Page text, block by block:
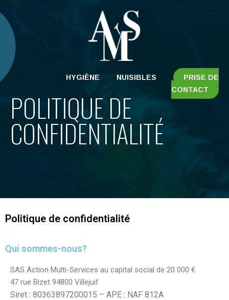
HYGIÈNE NUISIBLES
PRISE DE
CONTACT
POLITIQUE DE
CONFIDENTIALITÉ
Politique de confidentialité
Qui sommes-nous?
SAS Action Multi-Services au capital social de 20 000 €
47 rue Bizet 94800 Villejuif
Siret : 80363897200015 – APE : NAF 812A